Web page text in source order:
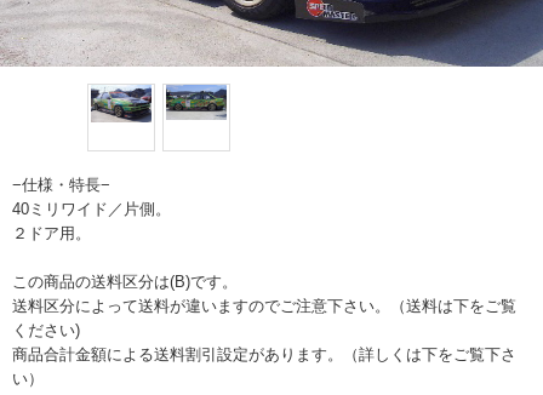
−仕様・特長−
40ミリワイド／片側。
２ドア用。
この商品の送料区分は(B)です。
送料区分によって送料が違いますのでご注意下さい。（送料は下をご覧
ください)
商品合計金額による送料割引設定があります。（詳しくは下をご覧下さ
い）